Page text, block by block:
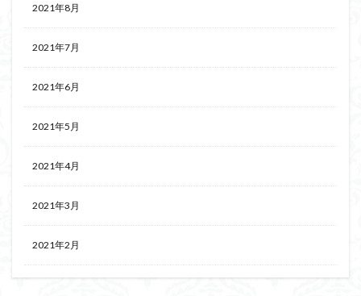
2021年8月
2021年7月
2021年6月
2021年5月
2021年4月
2021年3月
2021年2月